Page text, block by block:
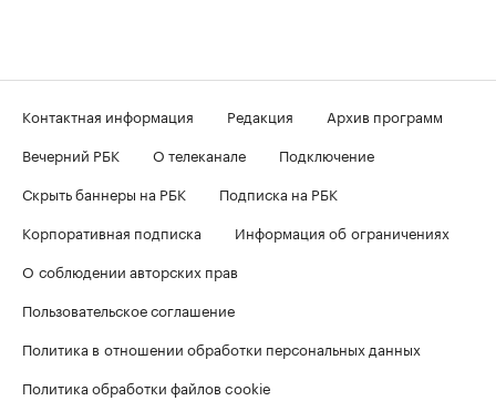
Контактная информация Редакция
Архив программ
Вечерний РБК
О телеканале
Подключение
Скрыть баннеры на РБК
Подписка на РБК
Корпоративная подписка
Информация об ограничениях
О соблюдении авторских прав
Пользовательское соглашение
Политика в отношении обработки персональных данных
Политика обработки файлов cookie